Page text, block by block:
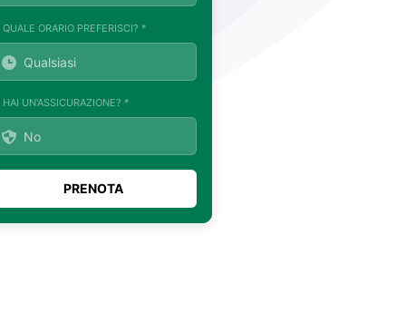
QUALE ORARIO PREFERISCI? *
UN'ASSICURAZIONE? *